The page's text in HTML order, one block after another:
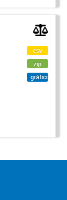
csv
zip
gráfico